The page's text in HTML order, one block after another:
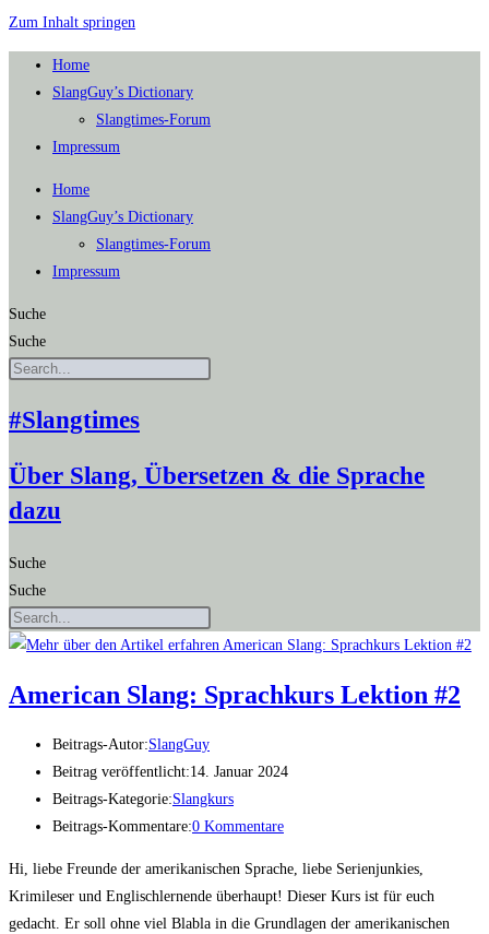
Zum Inhalt springen
Home
SlangGuy’s Dic­tion­a­ry
Slang­times-Forum
Impres­sum
Home
SlangGuy’s Dic­tion­a­ry
Slang­times-Forum
Impres­sum
Suche
Suche
#Slangtimes
Über Slang, Übersetzen & die Sprache
dazu
Suche
Suche
Ame­ri­can Slang: Sprach­kurs Lek­ti­on #2
Beitrags-Autor:SlangGuy
Beitrag veröffentlicht:14. Januar 2024
Beitrags-Kategorie:Slangkurs
Beitrags-Kommentare:0 Kommentare
Hi, liebe Freunde der amerikanischen Sprache, liebe Serienjunkies,
Krimileser und Englischlernende überhaupt! Dieser Kurs ist für euch
gedacht. Er soll ohne viel Blabla in die Grundlagen der amerikanischen